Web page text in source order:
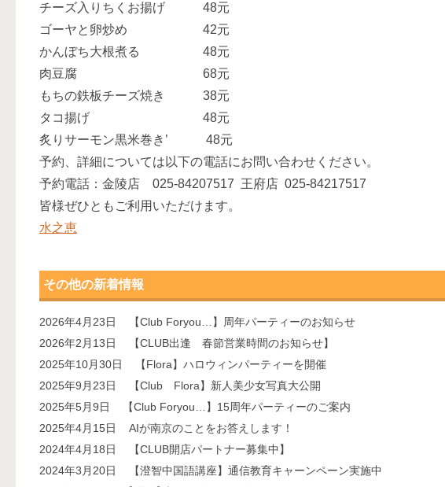
チーズ入りちくお揚げ 48元
ゴーヤと卵炒め 42元
かんぼち大根煮る 48元
肉豆腐 68元
もちの鉄板チーズ焼き 38元
タコ揚げ 48元
炙りサーモン黒米巻き’ 48元
予約、詳細については以下の電話にお問い合わせください。
予約電話：金陵店 025-84207517 王府店 025-84217517
皆様ぜひともご利用いただけます。
水之恵
その他の新着情報
2026年4月23日
【Club Foryou…】周年パーティーのお知らせ
2026年2月13日
【CLUB出逢 春節営業時間のお知らせ】
2025年10月30日
【Flora】ハロウィンパーティーを開催
2025年9月23日
【Club Flora】新人美少女写真大公開
2025年5月9日
【Club Foryou…】15周年パーティーのご案内
2025年4月15日
AIが南京のことをお答えします！
2024年4月18日
【CLUB開店パートナー募集中】
2024年3月20日
【澄智中国語講座】通信教育キャーンペーン実施中